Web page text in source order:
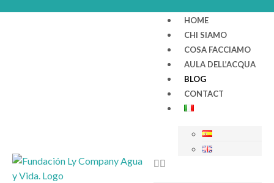
HOME
CHI SIAMO
COSA FACCIAMO
AULA DELL’ACQUA
BLOG
CONTACT